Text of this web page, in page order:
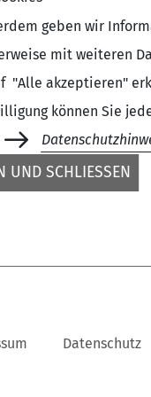
Datenschutz
geben wir
mit weiteren
"Alle akzeptieren"
können Sie
UND SCHLIESSEN